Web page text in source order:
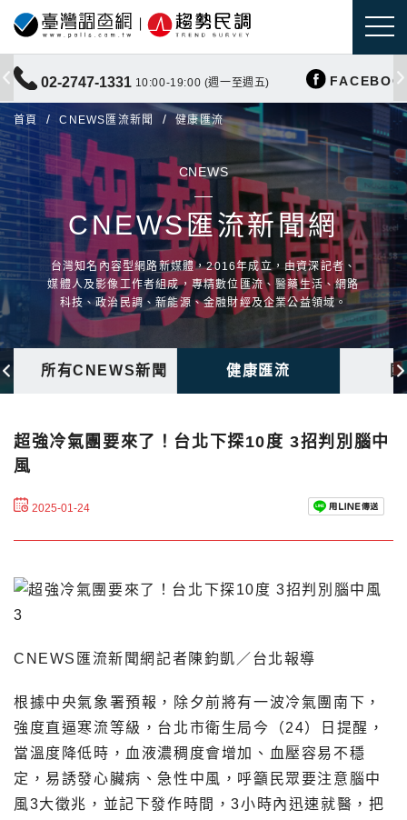
02-2747-1331 10:00-19:00 (週一至週五)
首頁 CNEWS匯流新聞 健康匯流
CNEWS
CNEWS匯流新聞網
台灣知名內容型網路新媒體，2016年成立，由資深記者、
媒體人及影像工作者組成，專精數位匯流、醫藥生活、網路
科技、政治民調、新能源、金融財經及企業公益領域。
所有CNEWS新聞 健康匯流
超強冷氣團要來了！台北下探10度 3招判別腦中
風
2025-01-24
CNEWS匯流新聞網記者陳鈞凱／台北報導
根據中央氣象署預報，除夕前將有一波冷氣團南下，
強度直逼寒流等級，台北市衛生局今（24）日提醒，
當溫度降低時，血液濃稠度會增加、血壓容易不穩
定，易誘發心臟病、急性中風，呼籲民眾要注意腦中
風3大徵兆，並記下發作時間，3小時內迅速就醫，把